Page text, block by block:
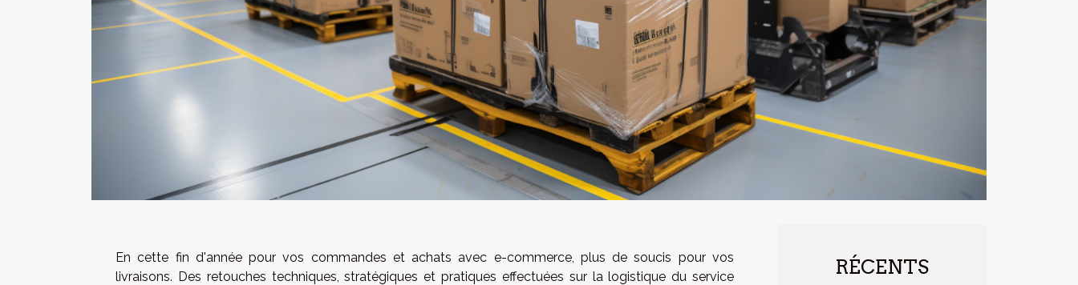
En cette fin d'année pour vos commandes et achats avec e-commerce, plus de soucis pour vos
livraisons. Des retouches techniques, stratégiques et pratiques effectuées sur la logistique du service
RÉCENTS